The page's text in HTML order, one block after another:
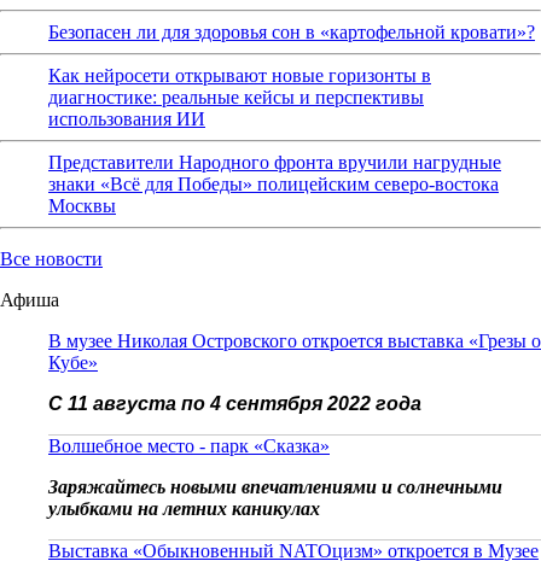
Безопасен ли для здоровья сон в «картофельной кровати»?
Как нейросети открывают новые горизонты в
диагностике: реальные кейсы и перспективы
использования ИИ
Представители Народного фронта вручили нагрудные
знаки «Всё для Победы» полицейским северо-востока
Москвы
Все новости
Афиша
В музее Николая Островского откроется выставка «Грезы о
Кубе»
С 11 августа по 4 сентября 2022 года
Волшебное место - парк «Сказка»
Заряжайтесь новыми впечатлениями и солнечными
улыбками на летних каникулах
Выставка «Обыкновенный NATOцизм» откроется в Музее